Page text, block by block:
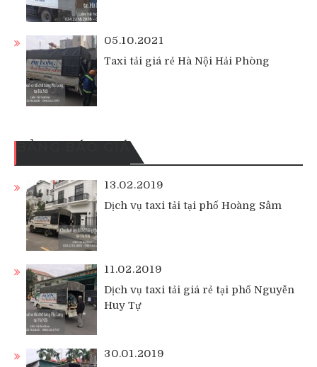
05.10.2021
Taxi tải giá rẻ Hà Nội Hải Phòng
BẢNG BÁO GIÁ
13.02.2019
Dịch vụ taxi tải tại phố Hoàng Sâm
11.02.2019
Dịch vụ taxi tải giá rẻ tại phố Nguyễn
Huy Tự
30.01.2019